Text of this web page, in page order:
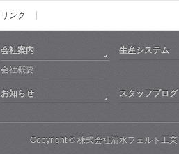
リンク
会社案内
会社概要
生産システム
お知らせ スタッフブログ
Copyright © 株式会社清水フェルト工業